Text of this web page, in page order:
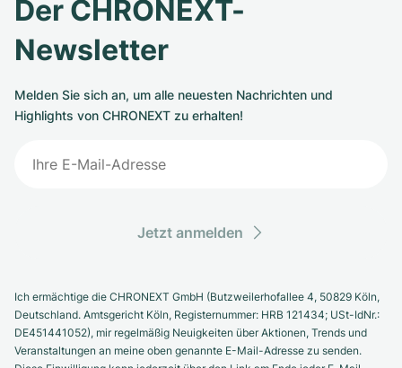
Der CHRONEXT-
Newsletter
Melden Sie sich an, um alle neuesten Nachrichten und
Highlights von CHRONEXT zu erhalten!
Jetzt anmelden
Ich ermächtige die CHRONEXT GmbH (Butzweilerhofallee 4, 50829 Köln,
Deutschland. Amtsgericht Köln, Registernummer: HRB 121434; USt-IdNr.:
DE451441052), mir regelmäßig Neuigkeiten über Aktionen, Trends und
Veranstaltungen an meine oben genannte E-Mail-Adresse zu senden.